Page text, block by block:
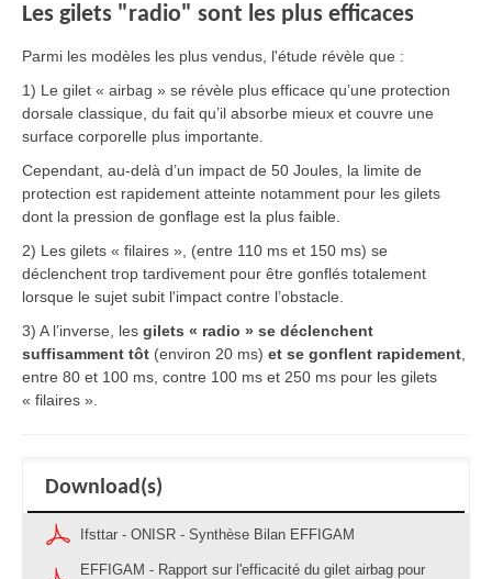
Les gilets "radio" sont les plus efficaces
Parmi les modèles les plus vendus, l'étude révèle que :
1) Le gilet « airbag » se révèle plus efficace qu’une protection
dorsale classique, du fait qu’il absorbe mieux et couvre une
surface corporelle plus importante.
Cependant, au-delà d’un impact de 50 Joules, la limite de
protection est rapidement atteinte notamment pour les gilets
dont la pression de gonflage est la plus faible.
2) Les gilets « filaires », (entre 110 ms et 150 ms) se
déclenchent trop tardivement pour être gonflés totalement
lorsque le sujet subit l'impact contre l’obstacle.
3) A l’inverse, les gilets « radio » se déclenchent
suffisamment tôt (environ 20 ms) et se gonflent rapidement
entre 80 et 100 ms, contre 100 ms et 250 ms pour les gilets
« filaires ».
Download(s)
Ifsttar - ONISR - Synthèse Bilan EFFIGAM
EFFIGAM - Rapport sur l'efficacité du gilet airbag pour